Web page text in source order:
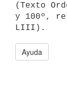
(Texto
y 100º,
Ayuda